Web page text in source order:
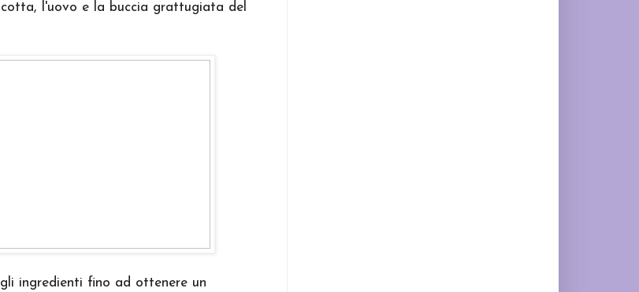
l'uovo e la buccia grattugiata del
ingredienti fino ad ottenere un